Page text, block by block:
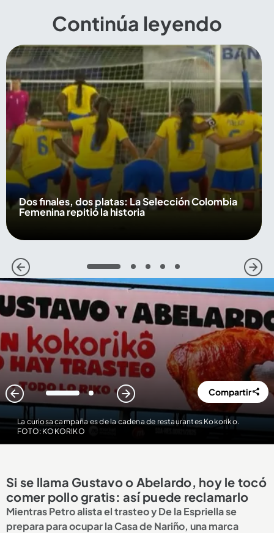
Continúa leyendo
Dos finales, dos platas: La Selección Colombia
Femenina repitió la historia
1 2 3 4 5
La curiosa campaña es de la cadena de restaurantes Kokoriko.
FOTO: KOKORIKO
1 2 Compartir
Si se llama Gustavo o Abelardo, hoy le tocó
comer pollo gratis: así puede reclamarlo
Mientras Petro alista el trasteo y De la Espriella se
prepara para ocupar la Casa de Nariño, una marca